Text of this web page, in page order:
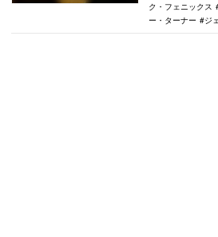
ク・フェニックス
ー・ターナー
ジ